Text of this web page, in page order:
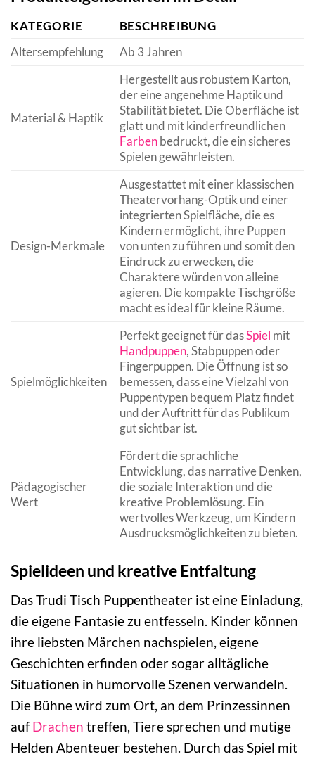
KATEGORIE
BESCHREIBUNG
Altersempfehlung
Ab 3 Jahren
Material & Haptik
Hergestellt aus robustem Karton,
der eine angenehme Haptik und
Stabilität bietet. Die Oberfläche ist
glatt und mit kinderfreundlichen
Farbenbedruckt, die ein sicheres
Spielen gewährleisten.
Design-Merkmale
Ausgestattet mit einer klassischen
Theatervorhang-Optik und einer
integrierten Spielfläche, die es
Kindern ermöglicht, ihre Puppen
von unten zu führen und somit den
Eindruck zu erwecken, die
Charaktere würden von alleine
agieren. Die kompakte Tischgröße
macht es ideal für kleine Räume.
Spielmöglichkeiten
Perfekt geeignet für dasSpiel mit
Handpuppen, Stabpuppen oder
Fingerpuppen. Die Öffnung ist so
bemessen, dass eine Vielzahl von
Puppentypen bequem Platz findet
und der Auftritt für das Publikum
gut sichtbar ist.
Pädagogischer
Wert
Fördert die sprachliche
Entwicklung, das narrative Denken,
die soziale Interaktion und die
kreative Problemlösung. Ein
wertvolles Werkzeug, um Kindern
Ausdrucksmöglichkeiten zu bieten.
Spielideen und kreative Entfaltung
Das Trudi Tisch Puppentheater ist eine Einladung,
die eigene Fantasie zu entfesseln. Kinder können
ihre liebsten Märchen nachspielen, eigene
Geschichten erfinden oder sogar alltägliche
Situationen in humorvolle Szenen verwandeln.
Die Bühne wird zum Ort, an dem Prinzessinnen
aufDrachen treffen, Tiere sprechen und mutige
Helden Abenteuer bestehen. Durch das Spiel mit